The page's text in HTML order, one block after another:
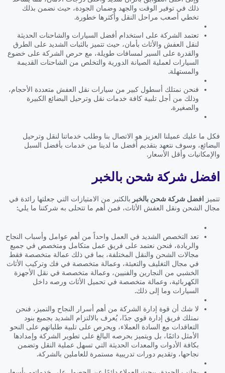
ذلك في توفير الوقت والجهد وضمان الجودة، حيث نضمن بذلك
تخطي أصعب مراحل النقل وأكثرها خطورة.
تعتمد الشركة على استخدام أفضل السيارات والشاحنات الحديثة
لنقل العفش والأثاث بأمان، حيث تتميز بالثبات الشديد على الطرق
والقدرة على السير لمسافات طويلة، مع حرص الشركة على خضوع
السيارات لعملية الصيانة الدورية والتخلص من الشاحنات القديمة
والمستهلة.
فنحن نمتلك أسطول كبير من سيارات نقل العفش متعددة الأحجام،
وذلك من أجل تلبية كافة خدمات نقل وترحيل البضائع الكبيرة
والصغيرة.
فكل ما عليك عميلنا العزيز هو الاتصال بنا وطلب خدماتنا لنقل وترحيل
البضائع، وسوف نتعهد بتقديم أفضل ما لدينا من خدمات بأفضل السبل
والإمكانيات وأقل الأسعار.
افضل شركة شحن بالخبر
تتميز افضل شركة شحن بالخبر بالكثير من الامتيازات التي جعلتها رائدة في
مجال الشحن ونقل العفش الأثاث، فمن أهم ما تتحلى به شركتنا ما يلي:
تعد التخصص الشديد في العمل واحداً من أهم عوامل وأسباب النجاح
والريادة، فنحن نعتمد على فريق عمل متكامل ومتخصص في جميع
مجالات الشحن والنقل المختلفة، بما في ذلك عمالة متخصصة فقط
في مجال التغليف والتعبئة، وعمالة متخصصة في فك وتركيب الأثاث
الخشبي من النجارين والفنيين، وعمالة متخصصة في نقل الأجهزة
الكهربائية، وعمالة متخصصة في تحميل الأثاث ورصه داخل
السيارات وما إلى ذلك.
لا شك أن قوة إدارة الشركة من أهم أسرار النجاح والتميز، فنحن
نمتلك فريق إدارة قوي جدًا، يُعرف بالالتزام الشديد بجميع بنود
التعاقدات مع السادة العملاء، ويحرص على تلبية طلباتهم على النحو
الأمثل دائمًا، بل ويتميز بحرصه البالغ على تطوير الشركة وإمدادها
بكافة الأدوات والمعدات الحديثة التي تسهل عملية النقل وتضمن
نجاحها، وتقديم دورات تدريبية مستمرة للعاملين بالشركة.